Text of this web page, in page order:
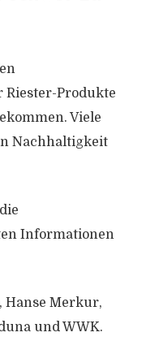
Riester-Produkte
Viele
Nachhaltigkeit
Informationen
Hanse Merkur,
und WWK.